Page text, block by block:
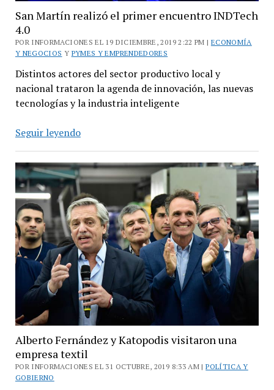
San Martín realizó el primer encuentro INDTech
4.0
POR INFORMACIONES EL 19 DICIEMBRE, 2019 2:22 PM | ECONOMÍA
Y NEGOCIOS Y PYMES Y EMPRENDEDORES
Distintos actores del sector productivo local y
nacional trataron la agenda de innovación, las nuevas
tecnologías y la industria inteligente
Seguir leyendoSan
realizó
el
primer
encuentro
INDTech
4.0
Alberto Fernández y Katopodis visitaron una
empresa textil
POR INFORMACIONES EL 31 OCTUBRE, 2019 8:33 AM |POLÍTICA Y
GOBIERNO